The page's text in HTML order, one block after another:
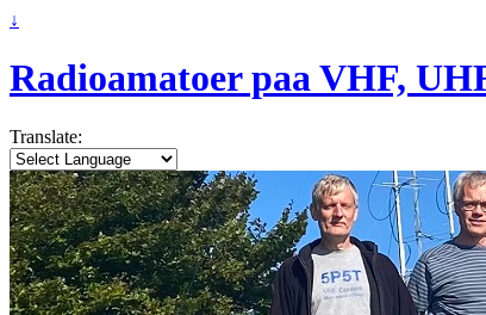
↓
Radioamatoer paa VHF,
Translate: